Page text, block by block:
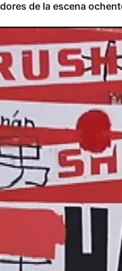
de la escena